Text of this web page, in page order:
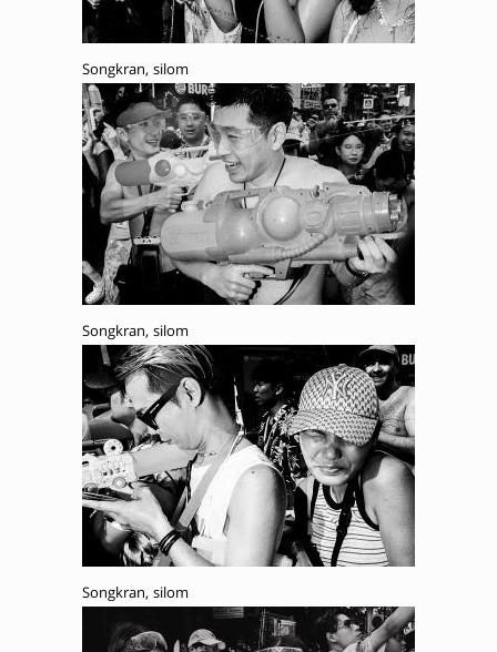
Songkran, silom
Songkran, silom
Songkran, silom